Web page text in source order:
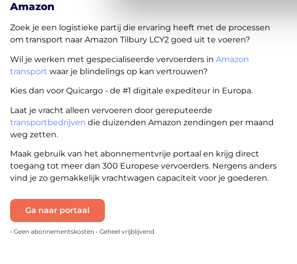
Amazon
Zoek je een logistieke partij die ervaring heeft met de processen
om transport naar Amazon Tilbury LCY2 goed uit te voeren?
Wil je werken met gespecialiseerde vervoerders in Amazon
transport waar je blindelings op kan vertrouwen?
Kies dan voor Quicargo - de #1 digitale expediteur in Europa.
Laat je vracht alleen vervoeren door gereputeerde
transportbedrijven die duizenden Amazon zendingen per maand
weg zetten.
Maak gebruik van het abonnementvrije portaal en krijg direct
toegang tot meer dan 300 Europese vervoerders. Nergens anders
vind je zo gemakkelijk vrachtwagen capaciteit voor je goederen.
Ga naar portaal
• Geen abonnementskosten • Geheel vrijblijvend